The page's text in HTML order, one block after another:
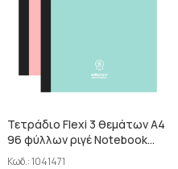
Τετράδιο Flexi 3 θεμάτων Α4
96 φύλλων ριγέ Notebook
salko
Κωδ.:1041471